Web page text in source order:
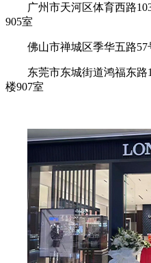
广州市天河区体育西路
905室
佛山市禅城区季华五路57
东莞市东城街道鸿福东
楼907室